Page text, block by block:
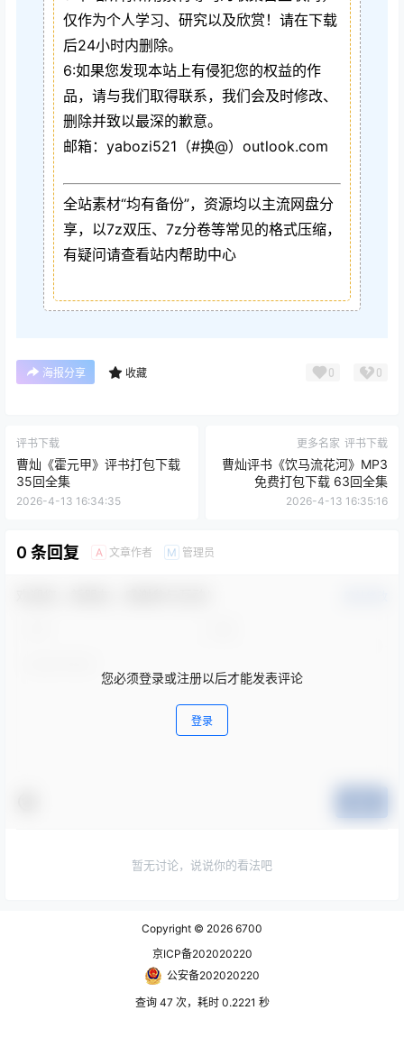
仅作为个人学习、研究以及欣赏！请在下载
后24小时内删除。
6:如果您发现本站上有侵犯您的权益的作
品，请与我们取得联系，我们会及时修改、
删除并致以最深的歉意。
邮箱：yabozi521（#换@）outlook.com
全站素材“均有备份”，资源均以主流网盘分
享，以7z双压、7z分卷等常见的格式压缩，
有疑问请查看站内帮助中心
海报分享 收藏 0 0
评书下载
曹灿《霍元甲》评书打包下载
35回全集
2026-4-13 16:34:35
更多名家 评书下载
曹灿评书《饮马流花河》MP3
免费打包下载 63回全集
2026-4-13 16:35:16
0 条回复 A 文章作者 M 管理员
您必须登录或注册以后才能发表评论
登录
暂无讨论，说说你的看法吧
Copyright © 2026 6700
京ICP备202020220
公安备202020220
查询 47 次，耗时 0.2221 秒